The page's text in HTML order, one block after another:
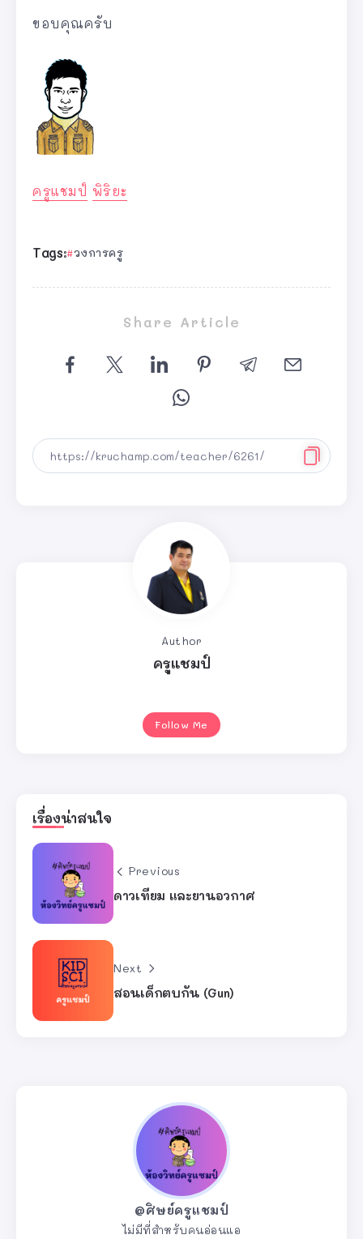
ขอบคุณครับ
ครูแชมป์ พิริยะ
Tags: วงการครู
Share Article
Author
ครูแชมป์
Follow Me
เรื่องน่าสนใจ
Previous
ดาวเทียม และยานอวกาศ
Next
สอนเด็กตบกัน (Gun)
@ศิษย์ครูแชมป์
ไม่มีที่สำหรับคนอ่อนแอ